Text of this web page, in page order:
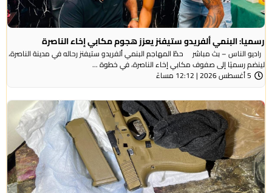
رسميا: البنمي ألفريدو ستيفنز يعزز هجوم مكابي إخاء الناصرة
راديو الناس – بث مباشر حطّ المهاجم البنمي ألفريدو ستيفنز رحاله في مدينة الناصرة،
لينضم رسميًا إلى صفوف مكابي إخاء الناصرة، في خطوة ...
5 أغسطس 2026 | 12:12 مساءً